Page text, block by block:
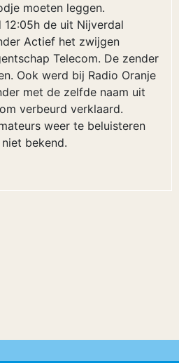
moeten leggen.
de uit Nijverdal
Actief het zwijgen
Telecom. De zender
Ook werd bij Radio Oranje
met de zelfde naam uit
verbeurd verklaard.
weer te beluisteren
bekend.